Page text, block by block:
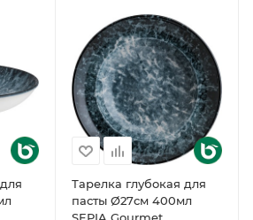
Тарелка глубокая для
пасты Ø27см 400мл